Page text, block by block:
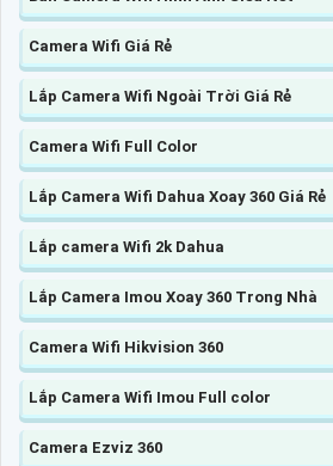
Camera Wifi Giá Rẻ
Lắp Camera Wifi Ngoài Trời Giá Rẻ
Camera Wifi Full Color
Lắp Camera Wifi Dahua Xoay 360 Giá Rẻ
Lắp camera Wifi 2k Dahua
Lắp Camera Imou Xoay 360 Trong Nhà
Camera Wifi Hikvision 360
Lắp Camera Wifi Imou Full color
Camera Ezviz 360